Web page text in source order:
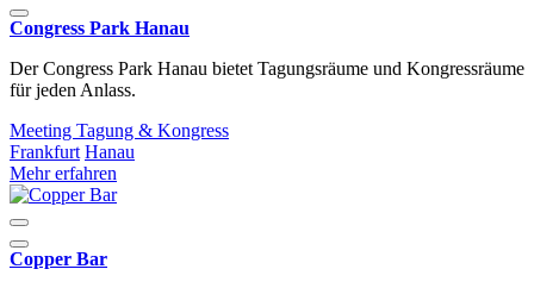
Congress Park Hanau
Der Congress Park Hanau bietet Tagungsräume und Kongressräume
für jeden Anlass.
Meeting Tagung & Kongress
Frankfurt Hanau
Mehr erfahren
Copper Bar